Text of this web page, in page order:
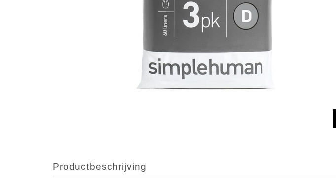
Productbeschrijving